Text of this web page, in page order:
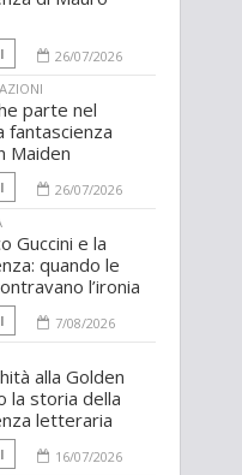
26/07/2026
parte nel
fantascienza
Maiden
26/07/2026
Guccini e la
quando le
l’ironia
7/08/2026
alla Golden
la storia della
letteraria
16/07/2026